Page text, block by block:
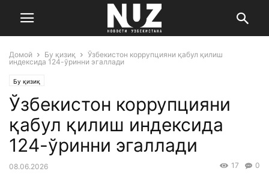
Домой Бу қизиқ
Ўзбекистон коррупцияни қабул қилиш
индексида 124-ўринни эгаллади
Бу қизиқ
Ўзбекистон коррупцияни
қабул қилиш индексида
124-ўринни эгаллади
08.06.2026 0
17